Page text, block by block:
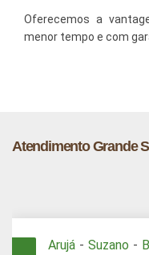
Oferecemos a
menor tempo e com
Atendimento Grande
Arujá - Suzano -